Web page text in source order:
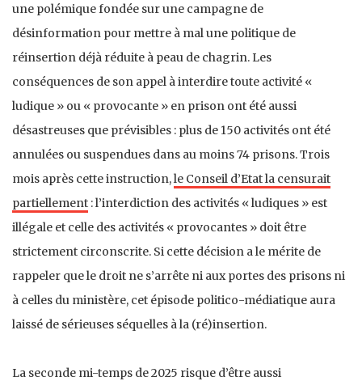
une polémique fondée sur une campagne de
désinformation pour mettre à mal une politique de
réinsertion déjà réduite à peau de chagrin. Les
conséquences de son appel à interdire toute activité «
ludique » ou « provocante » en prison ont été aussi
désastreuses que prévisibles : plus de 150 activités ont été
annulées ou suspendues dans au moins 74 prisons. Trois
mois après cette instruction,le Conseil d’Etat la censurait
partiellement : l’interdiction des activités « ludiques » est
illégale et celle des activités « provocantes » doit être
strictement circonscrite. Si cette décision a le mérite de
rappeler que le droit ne s’arrête ni aux portes des prisons ni
à celles du ministère, cet épisode politico-médiatique aura
laissé de sérieuses séquelles à la (ré)insertion.
La seconde mi-temps de 2025 risque d’être aussi